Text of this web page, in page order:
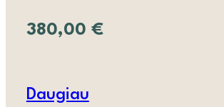
380,00 €
Daugiau